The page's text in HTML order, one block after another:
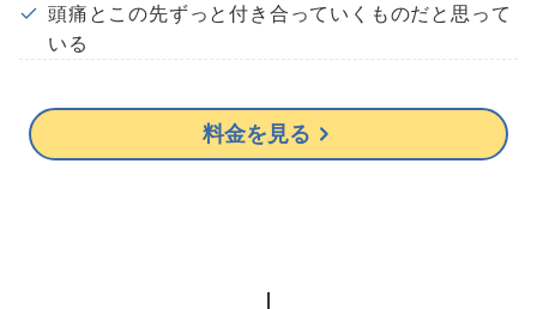
頭痛とこの先ずっと付き合っていくものだと思って
いる
料金を見る